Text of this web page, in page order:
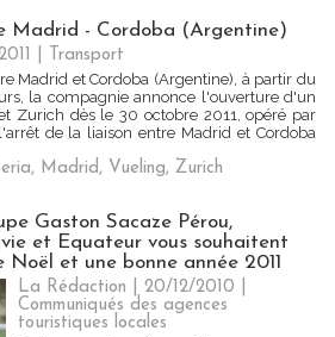
Madrid - Cordoba (Argentine)
Transport
Madrid et Cordoba (Argentine), à partir du
la compagnie annonce l'ouverture d'un
Zurich dès le 30 octobre 2011, opéré par
de la liaison entre Madrid et Cordoba
, Madrid, Vueling, Zurich
Gaston Sacaze Pérou,
et Equateur vous souhaitent
et une bonne année 2011
La Rédaction | 20/12/2010
Communiqués des agences
touristiques locales